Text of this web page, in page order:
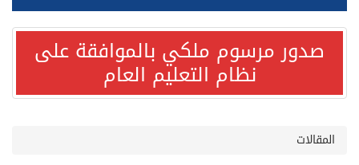
مصدر مسؤول بالهيئة العامة للنقل: استهداف السفينة السعودية NCC MASA خلال إبحارها في البحر الأحمر نتج عنه إصابة طفيفة في بدنها صدور مرسوم ملكي بالموافقة على
نظام التعليم العام
المقالات